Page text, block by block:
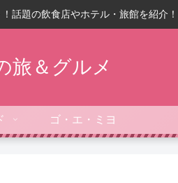
話題の飲食店やホテル・旅館を紹介！
旅＆グルメ
ゴ・エ・ミヨ